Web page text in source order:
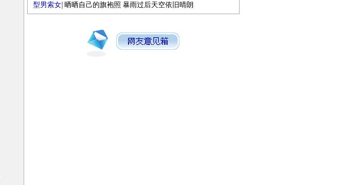
型男索女 晒晒自己的旗袍照 暴雨过后天空依旧晴朗